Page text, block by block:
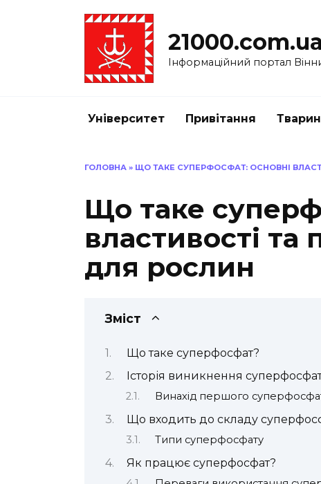
21000.com.ua
Інформаційний портал
Університет Привітання
ГОЛОВНА » ЩО ТАКЕ СУПЕРФОСФАТ: ОСНОВНІ
Що таке
властивості
для рослин
Зміст
Що таке суперфосфат?
Історія виникнення
Винахід першого
Що входить до складу
Типи суперфосфату
Як працює суперфосфат?